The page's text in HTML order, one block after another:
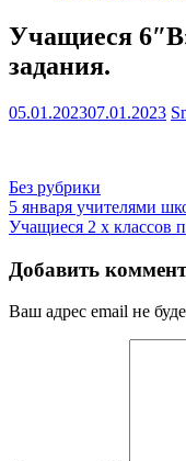
Учащиеся
задания.
05.01.202307.01.2023
Без рубрики
Навигация
по
записям
5 января учителями
Учащиеся 2 х классов
Добавить
Ваш адрес email не